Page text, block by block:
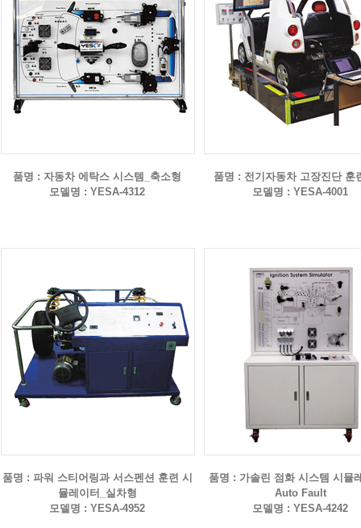
품명 : 자동차 에탁스 시스템_축소형
모델명 : YESA-4312
품명 : 전기자동차 고장진단 훈
모델명 : YESA-4001
품명 : 파워 스티어링과 서스펜션 훈련 시
뮬레이터_실차형
모델명 : YESA-4952
품명 : 가솔린 점화 시스템 시뮬
Auto Fault
모델명 : YESA-4242